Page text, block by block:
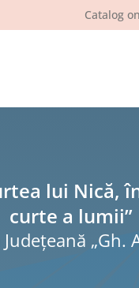
Catalog
lui Nică,
curte a lumii”
„Gh.